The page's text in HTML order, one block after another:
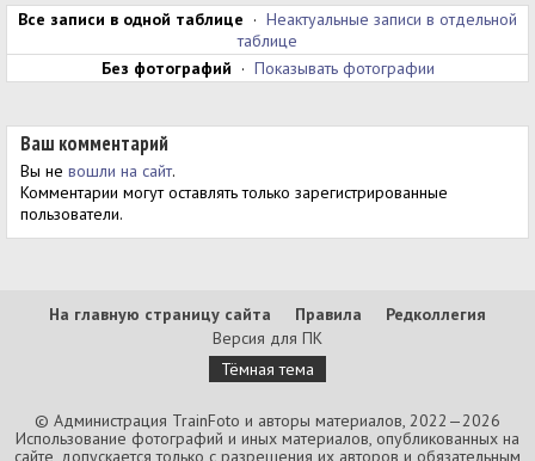
Все записи в одной таблице · Неактуальные записи в отдельной
таблице
Без фотографий · Показывать фотографии
Ваш комментарий
Вы не вошли на сайт.
Комментарии могут оставлять только зарегистрированные
пользователи.
На главную страницу сайта Правила
Редколлегия
Версия для ПК
Тёмная тема
© Администрация TrainFoto и авторы материалов, 2022—2026
Использование фотографий и иных материалов, опубликованных на
сайте, допускается только с разрешения их авторов и обязательным